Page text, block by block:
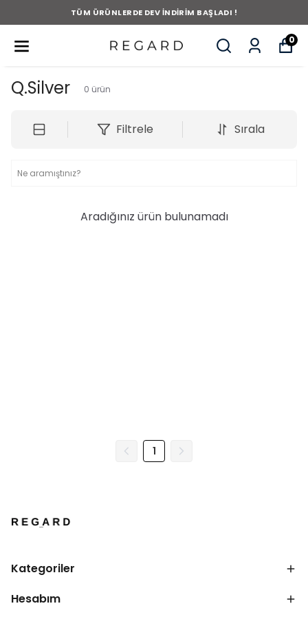
TÜM ÜRÜNLERDE DEV İNDİRİM BAŞLADI !
0
Q.Silver 0 ürün
Filtrele Sırala
Aradığınız ürün bulunamadı
1
Kategoriler
Hesabım